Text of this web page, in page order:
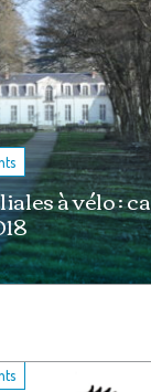
à vélo :